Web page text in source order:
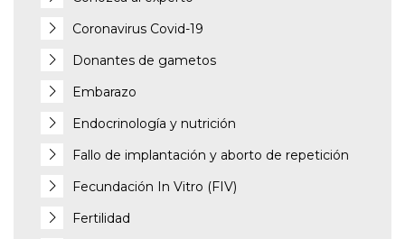
Coronavirus Covid-19
Donantes de gametos
Embarazo
Endocrinología y nutrición
Fallo de implantación y aborto de repetición
Fecundación In Vitro (FIV)
Fertilidad